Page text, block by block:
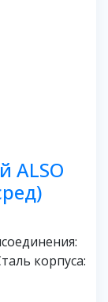
ALSO
корпуса: